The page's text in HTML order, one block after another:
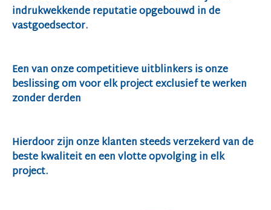
indrukwekkende reputatie opgebouwd in de
vastgoedsector.
Een van onze competitieve uitblinkers is onze
beslissing om voor elk project exclusief te werken
zonder derden
Hierdoor zijn onze klanten steeds verzekerd van de
beste kwaliteit en een vlotte opvolging in elk
project.